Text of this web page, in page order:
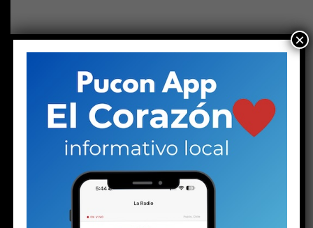
AVISO LEGAL CAUSA V-87-2025
Publicado 2 semanas atrás en
Julio 24, 2026
Director
×